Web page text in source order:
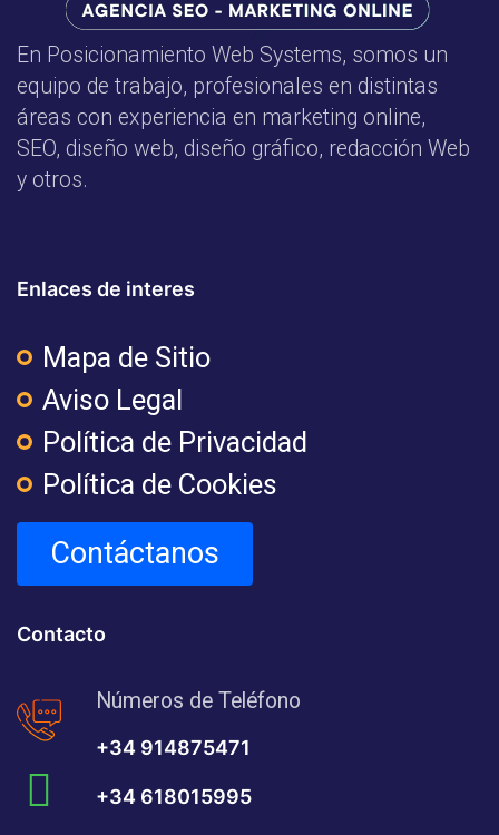
En Posicionamiento Web Systems, somos un
equipo de trabajo, profesionales en distintas
áreas con experiencia en marketing online,
SEO, diseño web, diseño gráfico, redacción Web
y otros.
Enlaces de interes
Mapa de Sitio
Aviso Legal
Política de Privacidad
Política de Cookies
Contáctanos
Contacto
Números de Teléfono
+34 914875471
+34 618015995